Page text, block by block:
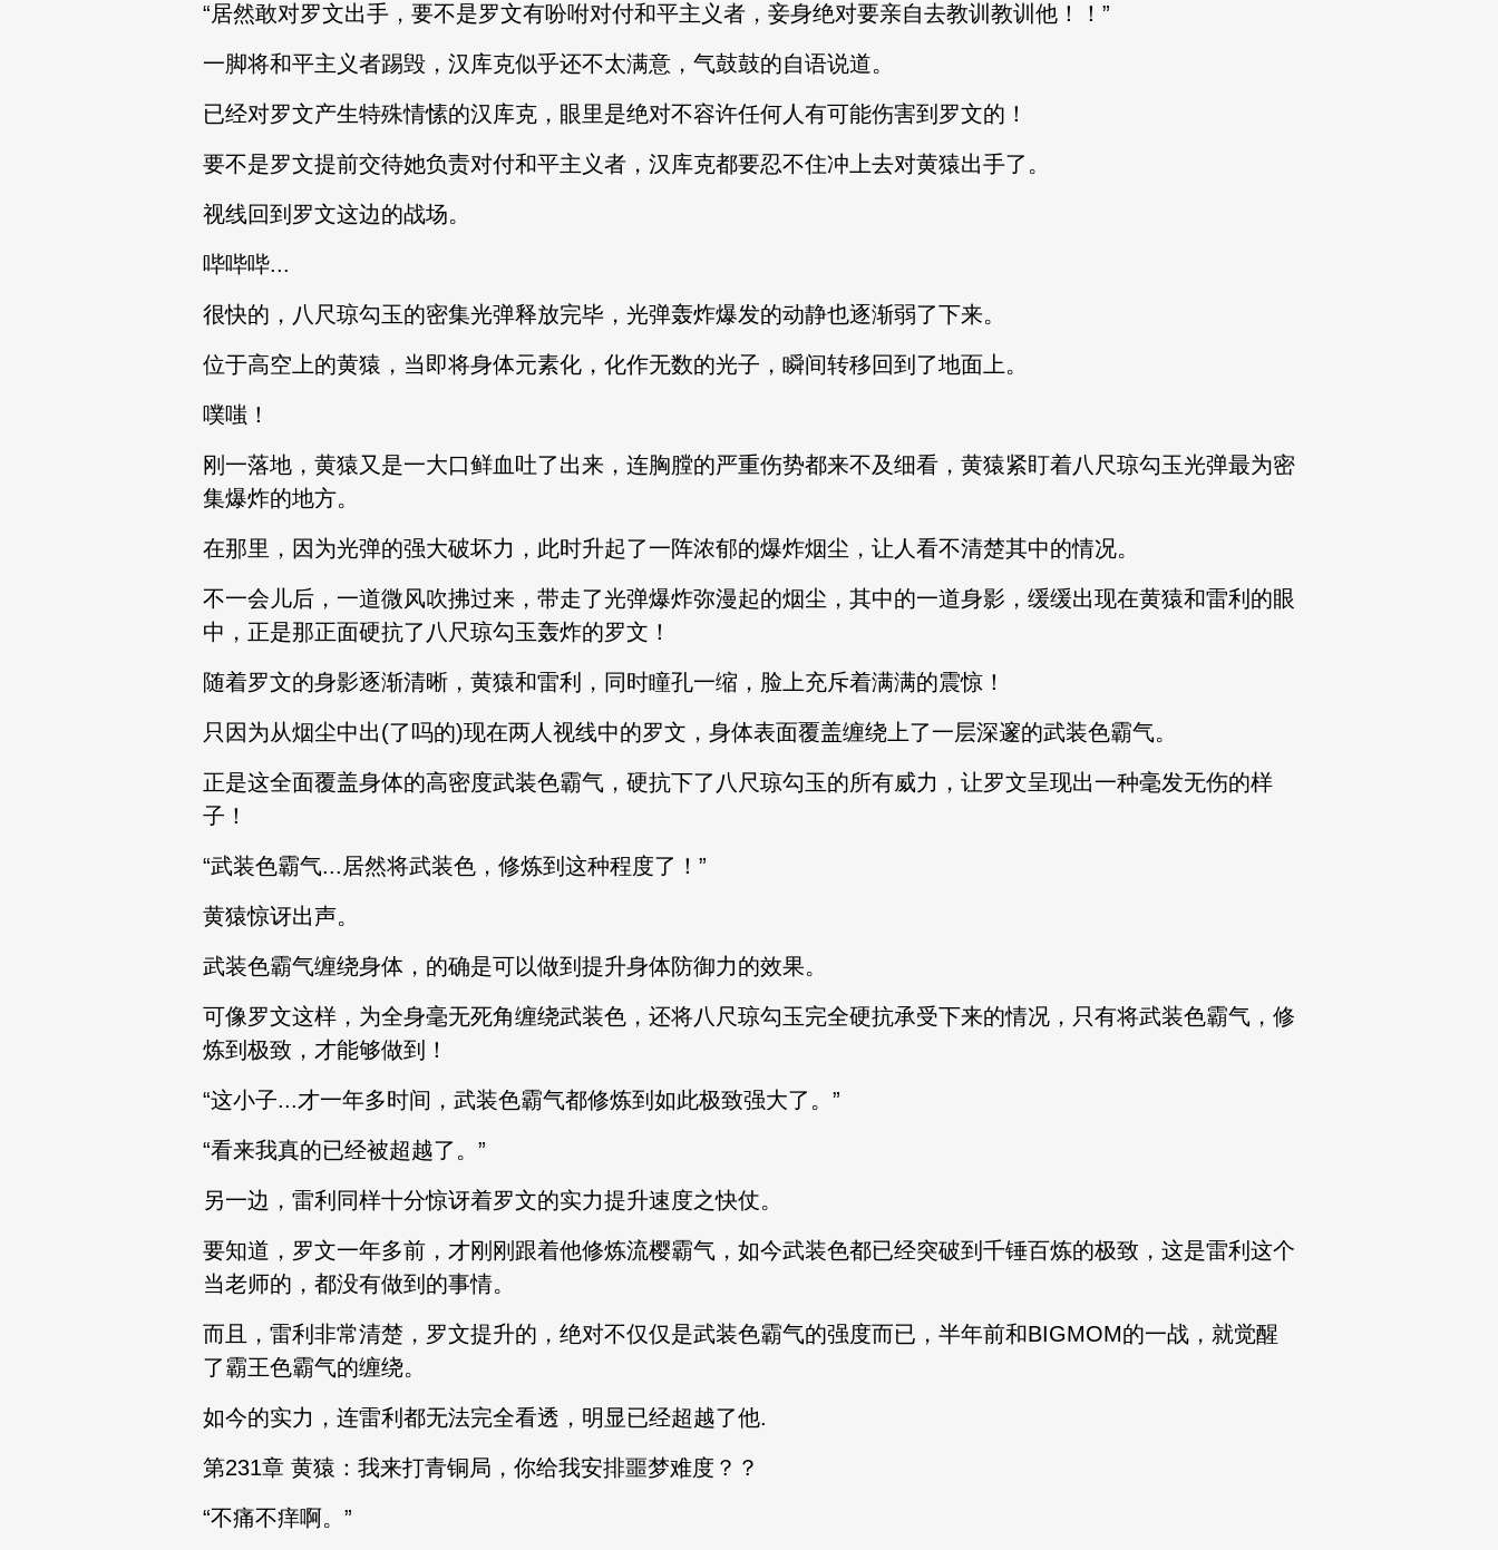
“居然敢对罗文出手，要不是罗文有吩咐对付和平主义者，妾身绝对要亲自去教训教训他！！”
一脚将和平主义者踢毁，汉库克似乎还不太满意，气鼓鼓的自语说道。
已经对罗文产生特殊情愫的汉库克，眼里是绝对不容许任何人有可能伤害到罗文的！
要不是罗文提前交待她负责对付和平主义者，汉库克都要忍不住冲上去对黄猿出手了。
视线回到罗文这边的战场。
哔哔哔...
很快的，八尺琼勾玉的密集光弹释放完毕，光弹轰炸爆发的动静也逐渐弱了下来。
位于高空上的黄猿，当即将身体元素化，化作无数的光子，瞬间转移回到了地面上。
噗嗤！
刚一落地，黄猿又是一大口鲜血吐了出来，连胸膛的严重伤势都来不及细看，黄猿紧盯着八尺琼勾玉光弹最为密
集爆炸的地方。
在那里，因为光弹的强大破坏力，此时升起了一阵浓郁的爆炸烟尘，让人看不清楚其中的情况。
不一会儿后，一道微风吹拂过来，带走了光弹爆炸弥漫起的烟尘，其中的一道身影，缓缓出现在黄猿和雷利的眼
中，正是那正面硬抗了八尺琼勾玉轰炸的罗文！
随着罗文的身影逐渐清晰，黄猿和雷利，同时瞳孔一缩，脸上充斥着满满的震惊！
只因为从烟尘中出(了吗的)现在两人视线中的罗文，身体表面覆盖缠绕上了一层深邃的武装色霸气。
正是这全面覆盖身体的高密度武装色霸气，硬抗下了八尺琼勾玉的所有威力，让罗文呈现出一种毫发无伤的样
子！
“武装色霸气...居然将武装色，修炼到这种程度了！”
黄猿惊讶出声。
武装色霸气缠绕身体，的确是可以做到提升身体防御力的效果。
可像罗文这样，为全身毫无死角缠绕武装色，还将八尺琼勾玉完全硬抗承受下来的情况，只有将武装色霸气，修
炼到极致，才能够做到！
“这小子...才一年多时间，武装色霸气都修炼到如此极致强大了。”
“看来我真的已经被超越了。”
另一边，雷利同样十分惊讶着罗文的实力提升速度之快仗。
要知道，罗文一年多前，才刚刚跟着他修炼流樱霸气，如今武装色都已经突破到千锤百炼的极致，这是雷利这个
当老师的，都没有做到的事情。
而且，雷利非常清楚，罗文提升的，绝对不仅仅是武装色霸气的强度而已，半年前和BIGMOM的一战，就觉醒
了霸王色霸气的缠绕。
如今的实力，连雷利都无法完全看透，明显已经超越了他.
第231章 黄猿：我来打青铜局，你给我安排噩梦难度？？
“不痛不痒啊。”